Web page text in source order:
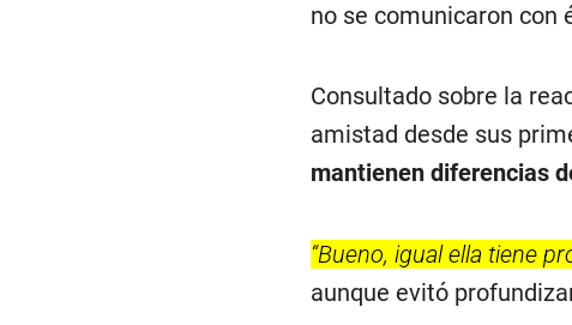
no se comunicaron con
Consultado sobre la
amistad desde sus
mantienen diferencias
“Bueno, igual ella tiene
aunque evitó